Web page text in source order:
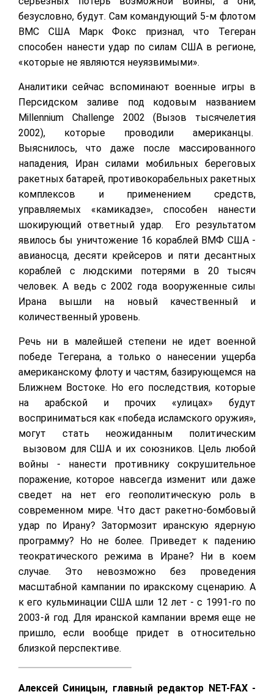
безусловно, будут. Сам командующий 5-м флотом
ВМС США Марк Фокс признал, что Тегеран
способен нанести удар по силам США в регионе,
«которые не являются неуязвимыми».
Аналитики сейчас вспоминают военные игры в
Персидском заливе под кодовым названием
Millennium Challenge 2002 (Вызов тысячелетия
2002), которые проводили американцы.
Выяснилось, что даже после массированного
нападения, Иран силами мобильных береговых
ракетных батарей, противокорабельных ракетных
комплексов и применением средств,
управляемых «камикадзе», способен нанести
шокирующий ответный удар. Его результатом
явилось бы уничтожение 16 кораблей ВМФ США -
авианосца, десяти крейсеров и пяти десантных
кораблей с людскими потерями в 20 тысяч
человек. А ведь с 2002 года вооруженные силы
Ирана вышли на новый качественный и
количественный уровень.
Речь ни в малейшей степени не идет военной
победе Тегерана, а только о нанесении ущерба
американскому флоту и частям, базирующемся на
Ближнем Востоке. Но его последствия, которые
на арабской и прочих «улицах» будут
восприниматься как «победа исламского оружия»,
могут стать неожиданным политическим
вызовом для США и их союзников. Цель любой
войны - нанести противнику сокрушительное
поражение, которое навсегда изменит или даже
сведет на нет его геополитическую роль в
современном мире. Что даст ракетно-бомбовый
удар по Ирану? Затормозит иранскую ядерную
программу? Но не более. Приведет к падению
теократического режима в Иране? Ни в коем
случае. Это невозможно без проведения
масштабной кампании по иракскому сценарию. А
к его кульминации США шли 12 лет - с 1991-го по
2003-й год. Для иранской кампании время еще не
пришло, если вообще придет в относительно
близкой перспективе.
Алексей Синицын, главный редактор NET-FAX -